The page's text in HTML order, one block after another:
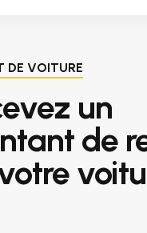
DE VOITURE
un
de